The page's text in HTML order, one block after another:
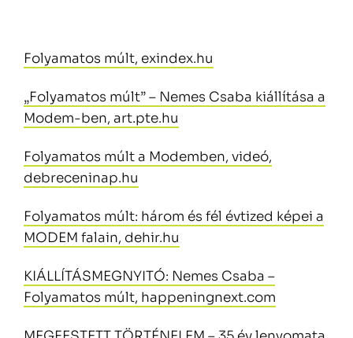
Folyamatos múlt, exindex.hu
„Folyamatos múlt” – Nemes Csaba kiállítása a
Modem-ben, art.pte.hu
Folyamatos múlt a Modemben, videó,
debreceninap.hu
Folyamatos múlt: három és fél évtized képei a
MODEM falain, dehir.hu
KIÁLLÍTÁSMEGNYITÓ: Nemes Csaba –
Folyamatos múlt, happeningnext.com